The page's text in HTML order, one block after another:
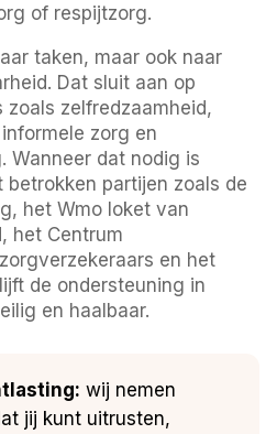
of respijtzorg.
taken, maar ook naar
Dat sluit aan op
zelfredzaamheid,
zorg en
Wanneer dat nodig is
partijen zoals de
het Wmo loket van
het Centrum
en het
de ondersteuning in
en haalbaar.
wij nemen
jij kunt uitrusten,